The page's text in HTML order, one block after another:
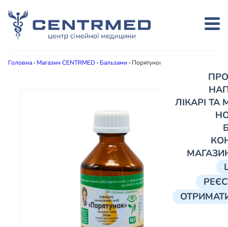
ЛІКАРІ
Головна› Магазин CENTRMED› Бальзами › Порятунок